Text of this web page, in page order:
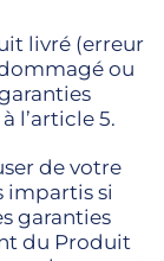
livré (erreur
ou
l’article 5.
de votre
impartis si
garanties
du Produit